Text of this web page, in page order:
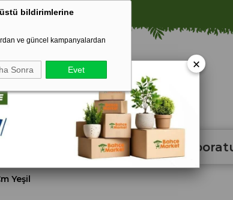
bildirimlerine
ve güncel kampanyalardan
Sonra Evet
İLİ İLE SINIRLIDIR.
Tohum
Yeşil
×